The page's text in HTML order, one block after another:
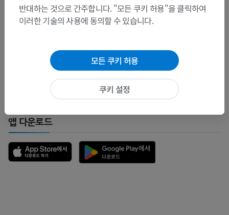
수정이나, 번역 또는 콘텐츠 개선에 제안이 있으면 언제든
연락 주세요.
문제 보고
앱 다운로드
반대하는 것으로 간주합니다. "모든 쿠키 허용"을 클릭하여
이러한 기술의 사용에 동의할 수 있습니다.
모든 쿠키 허용
쿠키 설정